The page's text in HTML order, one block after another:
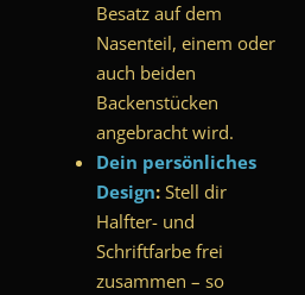
Besatz auf dem
Nasenteil, einem oder
auch beiden
Backenstücken
angebracht wird.
Dein persönliches
Design:Stell dir
Halfter- und
Schriftfarbe frei
zusammen – so